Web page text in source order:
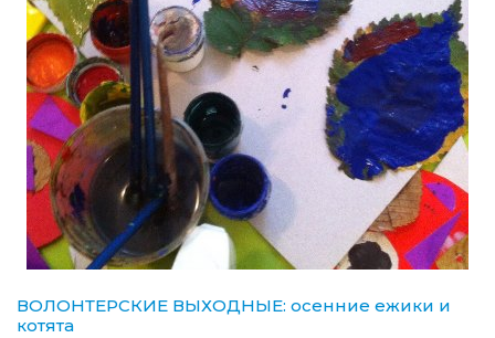
ВОЛОНТЕРСКИЕ ВЫХОДНЫЕ: осенние ежики и
котята